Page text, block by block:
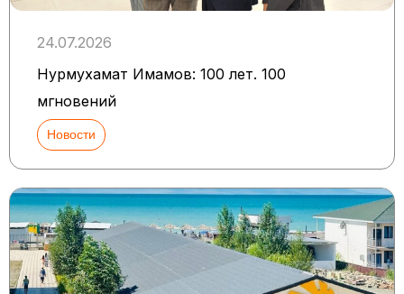
24.07.2026
Нурмухамат Имамов: 100 лет. 100
мгновений
Новости